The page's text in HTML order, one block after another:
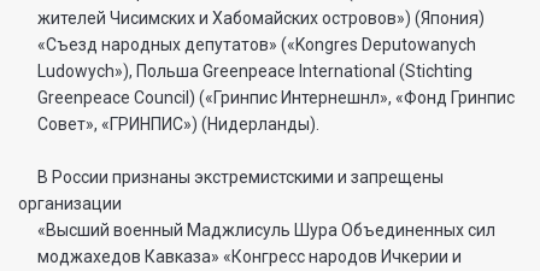
жителей Чисимских и Хабомайских островов») (Япония)
«Съезд народных депутатов» («Kongres Deputowanych
Ludowych»), Польша Greenpeace International (Stichting
Greenpeace Council) («Гринпис Интернешнл», «Фонд Гринпис
Совет», «ГРИНПИС») (Нидерланды).
В России признаны экстремистскими и запрещены
организации
«Высший военный Маджлисуль Шура Объединенных сил
моджахедов Кавказа» «Конгресс народов Ичкерии и